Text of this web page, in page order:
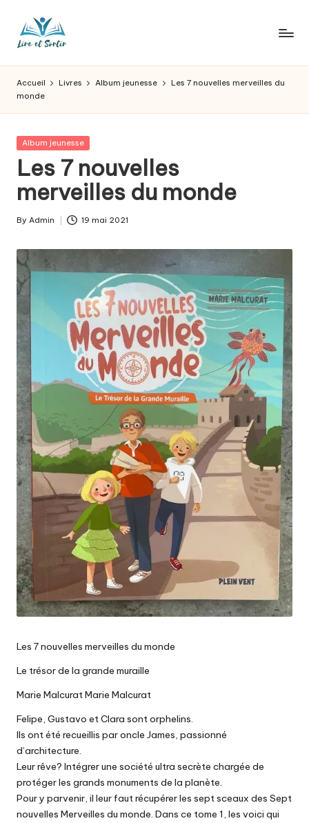
L
ir
e
e
t
s
o
r
t
ir
pour
goûts,
des
sorties
pour
tous
les
Accueil Livres Album jeunesse
Les 7 nouvelles merveilles du
monde
Posted
Album jeunesse
Les 7 nouvelles
merveilles du monde
Posted
By Admin 19 mai 2021
Les 7 nouvelles merveilles du monde
Le trésor de la grande muraille
Marie Malcurat Marie Malcurat
Felipe, Gustavo et Clara sont orphelins.
Ils ont été recueillis par oncle James, passionné
d’architecture.
Leur rêve? Intégrer une société ultra secrète chargée de
protéger les grands monuments de la planète.
Pour y parvenir, il leur faut récupérer les sept sceaux des Sept
nouvelles Merveilles du monde. Dans ce tome 1, les voici qui